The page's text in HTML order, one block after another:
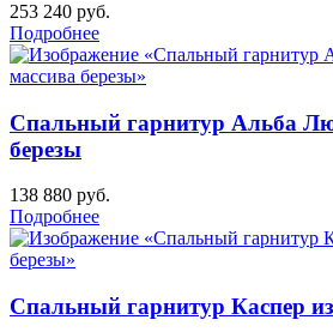
253 240 руб.
Подробнее
Спальный гарнитур Альба
березы
138 880 руб.
Подробнее
Спальный гарнитур Каспер